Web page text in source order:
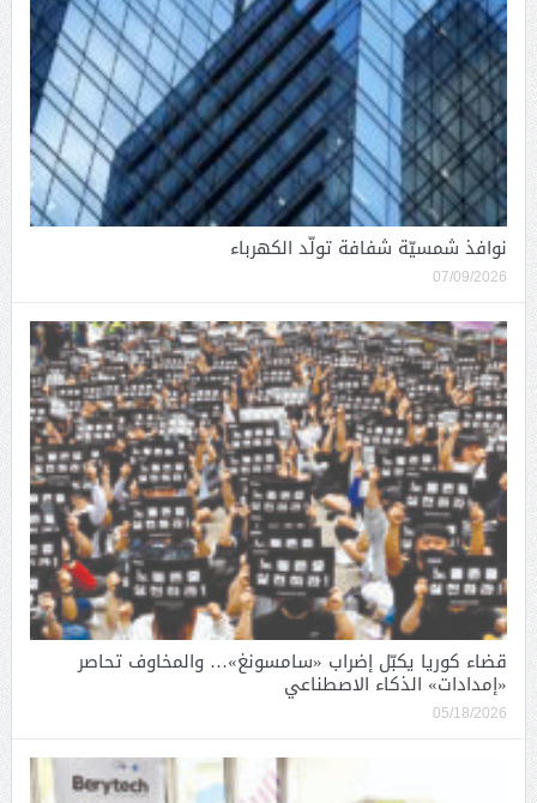
نوافذ شمسيّة شفافة تولّد الكهرباء
07/09/2026
قضاء كوريا يكبّل إضراب «سامسونغ»… والمخاوف تحاصر
«إمدادات» الذكاء الاصطناعي
05/18/2026